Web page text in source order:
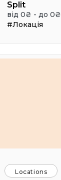
Split
від 0₴ - до 0₴
#Локація
Locations